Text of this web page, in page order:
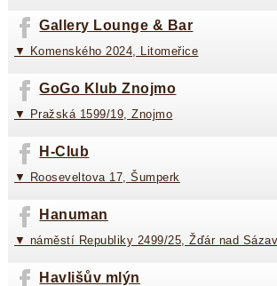
Gallery Lounge & Bar
▼ Komenského 2024, Litomeřice
GoGo Klub Znojmo
▼ Pražská 1599/19, Znojmo
H-Club
▼ Rooseveltova 17, Šumperk
Hanuman
▼ náměstí Republiky 2499/25, Žďár nad
Havlišův mlýn